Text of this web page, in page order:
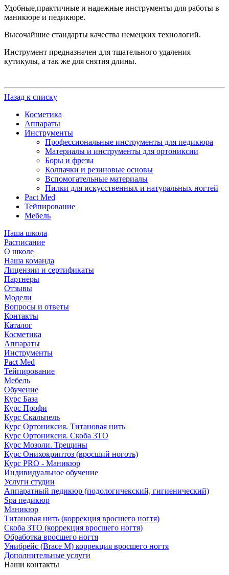
Удобные,практичные и надежные инструменты для работы в
маникюре и педикюре.
Высочайшие стандарты качества немецких технологий.
Инструмент предназначен для тщательного удаления
кутикулы, а так же для снятия длины.
Назад к списку
Косметика
Аппараты
Инструменты
Профессиональные инструменты для педикюра
Материалы и инструменты для ортониксии
Боры и фрезы
Колпачки и резиновые основы
Вспомогательные материалы
Пилки для искусственных и натуральных ногтей
Pact Med
Тейпирование
Мебель
Наша школа
Расписание
О школе
Наша команда
Лицензии и сертификаты
Партнеры
Отзывы
Модели
Вопросы и ответы
Контакты
Каталог
Косметика
Аппараты
Инструменты
Pact Med
Тейпирование
Мебель
Обучение
Курс База
Курс Профи
Курс Скальпель
Курс Ортониксия. Титановая нить
Курс Ортониксия. Скоба 3ТО
Курс Мозоли. Трещины
Курс Онихокриптоз (вросший ноготь)
Курс PRO - Маникюр
Индивидуальное обучение
Услуги студии
Аппаратный педикюр (подологичекский, гигиенический)
Spa педикюр
Маникюр
Титановая нить (коррекция вросшего ногтя)
Скоба 3ТО (коррекция вросшего ногтя)
Обработка вросшего ногтя
Унибрейс (Brace M) коррекция вросшего ногтя
Дополнительные услуги
Наши контакты